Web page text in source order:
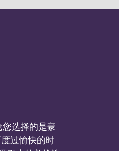
选择的是豪
过愉快的时